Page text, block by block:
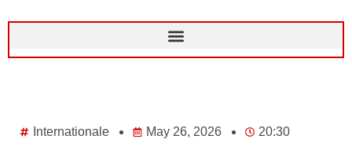
Internationale May 26, 2026 20:30